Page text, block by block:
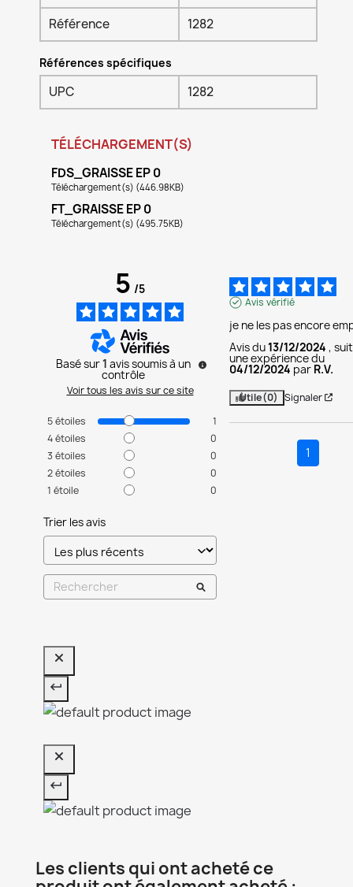
Référence
1282
Références spécifiques
UPC 1282
TÉLÉCHARGEMENT(S)
FDS_GRAISSE EP 0
Téléchargement(s) (446.98KB)
FT_GRAISSE EP 0
Téléchargement(s) (495.75KB)
5/5
Basé sur1 avis soumis à un
contrôle
Voir tous les avis sur ce site
5étoiles
1
4étoiles
0
3 étoiles
0
2étoiles
0
1 étoile 0
Trier les avis
Avis vérifié
je ne les pas encore
Avis du13/12/2024 ,
une expérience du
04/12/2024 par R.V.
Utile(0) Signaler
1
Les clients qui ont acheté ce